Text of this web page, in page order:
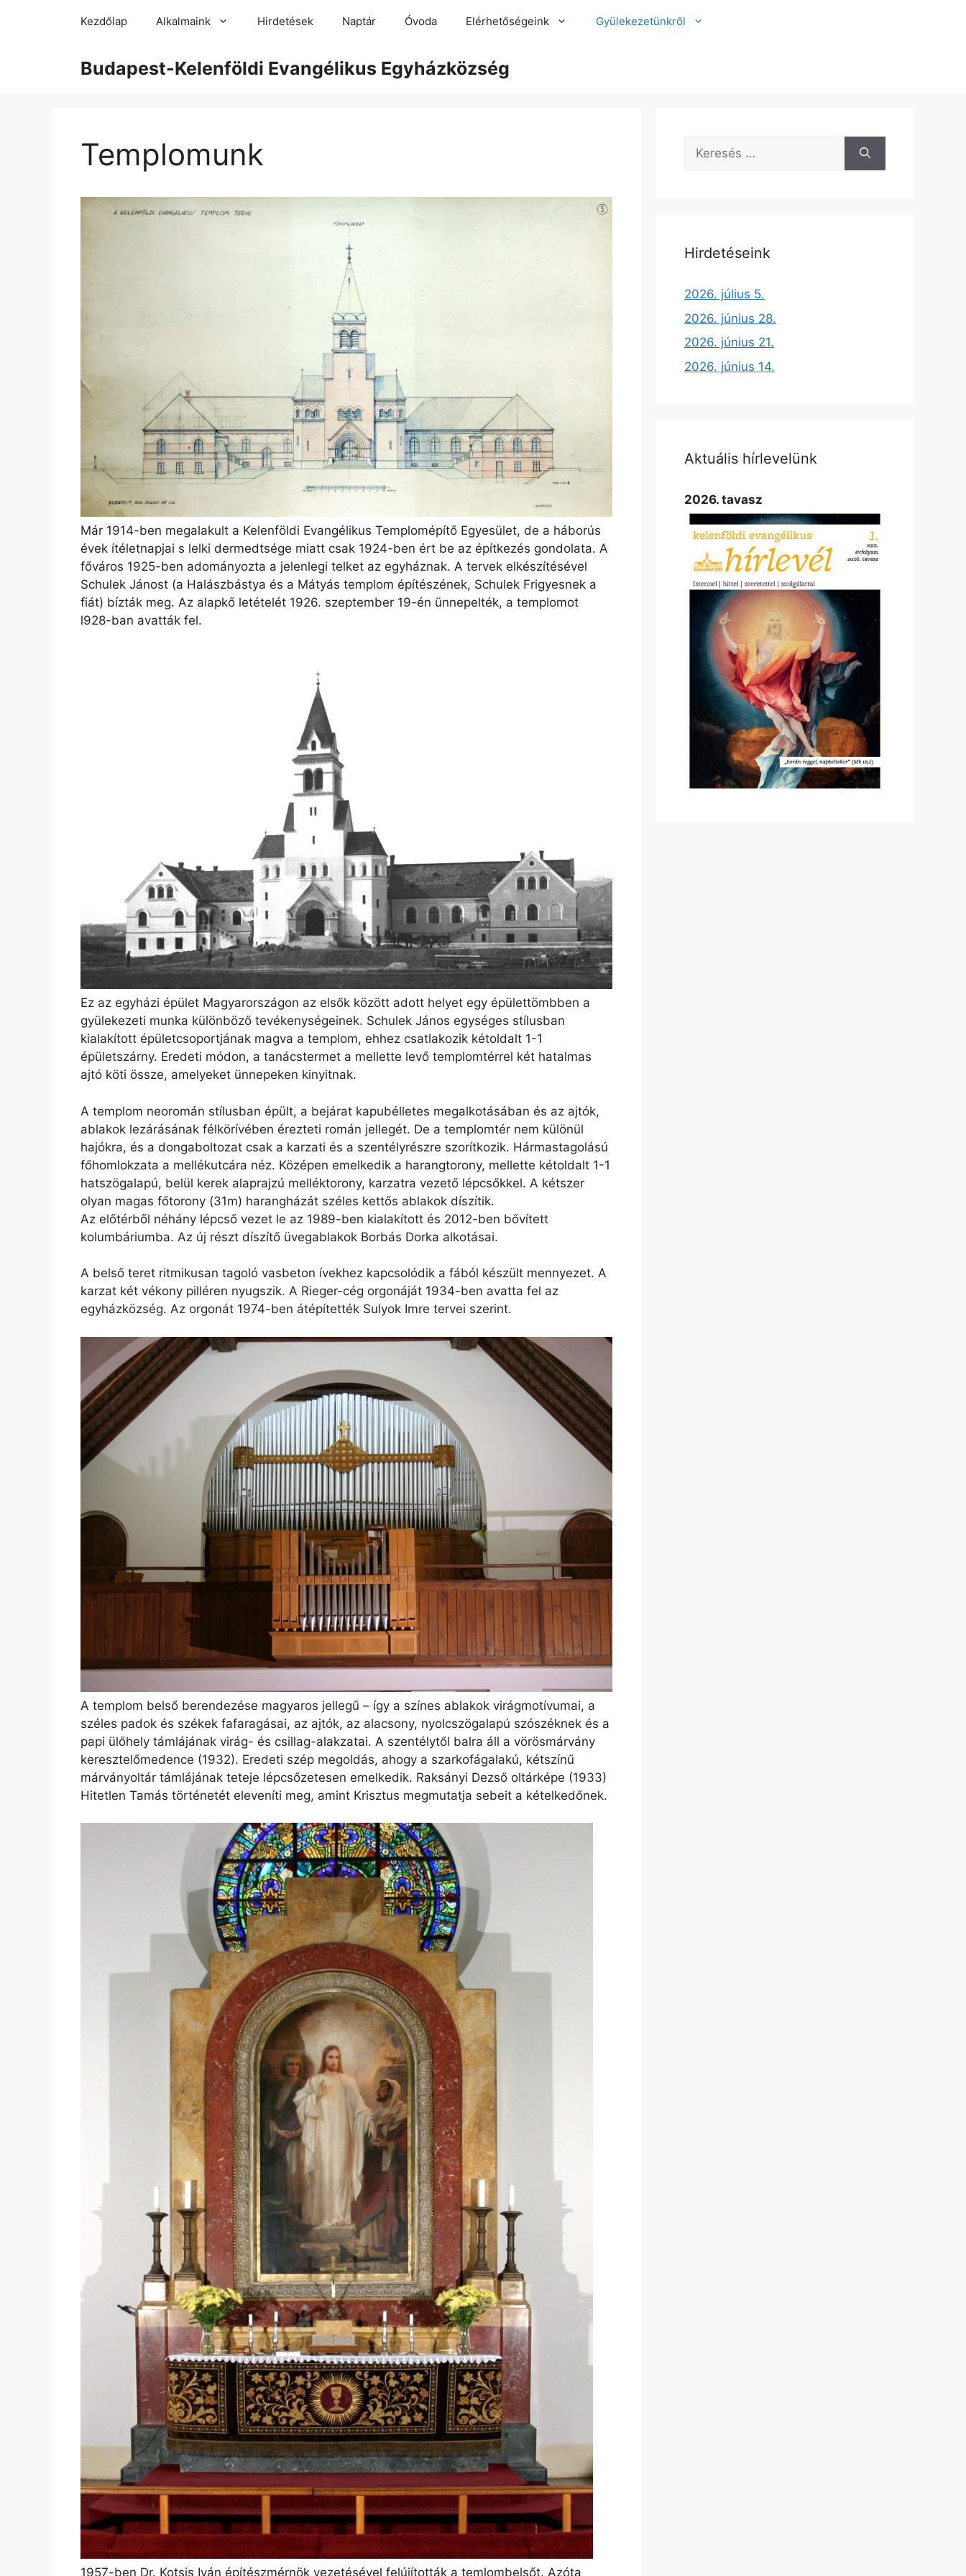
Kezdőlap Alkalmaink Hirdetések Naptár Óvoda Elérhetőségeink Gyülekezetünkről
Budapest-Kelenföldi Evangélikus Egyházközség
Templomunk
Már 1914-ben megalakult a Kelenföldi Evangélikus Templomépítő Egyesület, de a háborús
évek ítéletnapjai s lelki dermedtsége miatt csak 1924-ben ért be az építkezés gondolata. A
főváros 1925-ben adományozta a jelenlegi telket az egyháznak. A tervek elkészítésével
Schulek Jánost (a Halászbástya és a Mátyás templom építészének, Schulek Frigyesnek a
fiát) bízták meg. Az alapkő letételét 1926. szeptember 19-én ünnepelték, a templomot
l928-ban avatták fel.
Ez az egyházi épület Magyarországon az elsők között adott helyet egy épülettömbben a
gyülekezeti munka különböző tevékenységeinek. Schulek János egységes stílusban
kialakított épületcsoportjának magva a templom, ehhez csatlakozik kétoldalt 1-1
épületszárny. Eredeti módon, a tanácstermet a mellette levő templomtérrel két hatalmas
ajtó köti össze, amelyeket ünnepeken kinyitnak.
A templom neoromán stílusban épült, a bejárat kapubélletes megalkotásában és az ajtók,
ablakok lezárásának félkörívében érezteti román jellegét. De a templomtér nem különül
hajókra, és a dongaboltozat csak a karzati és a szentélyrészre szorítkozik. Hármastagolású
főhomlokzata a mellékutcára néz. Középen emelkedik a harangtorony, mellette kétoldalt 1-1
hatszögalapú, belül kerek alaprajzú melléktorony, karzatra vezető lépcsőkkel. A kétszer
olyan magas főtorony (31m) harangházát széles kettős ablakok díszítik.
Az előtérből néhány lépcső vezet le az 1989-ben kialakított és 2012-ben bővített
kolumbáriumba. Az új részt díszítő üvegablakok Borbás Dorka alkotásai.
A belső teret ritmikusan tagoló vasbeton ívekhez kapcsolódik a fából készült mennyezet. A
karzat két vékony pilléren nyugszik. A Rieger-cég orgonáját 1934-ben avatta fel az
egyházközség. Az orgonát 1974-ben átépítették Sulyok Imre tervei szerint.
A templom belső berendezése magyaros jellegű – így a színes ablakok virágmotívumai, a
széles padok és székek fafaragásai, az ajtók, az alacsony, nyolcszögalapú szószéknek és a
papi ülőhely támlájának virág- és csillag-alakzatai. A szentélytől balra áll a vörösmárvány
keresztelőmedence (1932). Eredeti szép megoldás, ahogy a szarkofágalakú, kétszínű
márványoltár támlájának teteje lépcsőzetesen emelkedik. Raksányi Dezső oltárképe (1933)
Hitetlen Tamás történetét eleveníti meg, amint Krisztus megmutatja sebeit a kételkedőnek.
1957-ben Dr. Kotsis Iván építészmérnök vezetésével felújították a temlombelsőt. Azóta
Hirdetéseink
2026. július 5.
2026. június 28.
2026. június 21.
2026. június 14.
Aktuális hírlevelünk
2026. tavasz